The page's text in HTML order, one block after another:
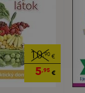
10,90 €
5,95 €